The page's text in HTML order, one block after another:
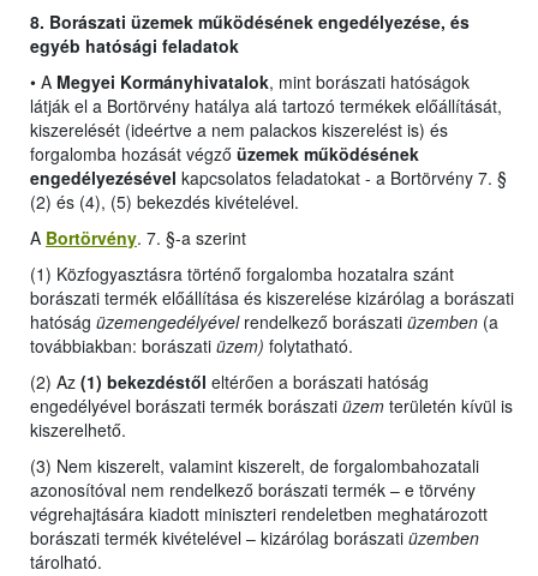
8. Borászati üzemek működésének engedélyezése, és
egyéb hatósági feladatok
• A Megyei Kormányhivatalok, mint borászati hatóságok
látják el a Bortörvény hatálya alá tartozó termékek előállítását,
kiszerelését (ideértve a nem palackos kiszerelést is) és
forgalomba hozását végző üzemek működésének
engedélyezésével kapcsolatos feladatokat - a Bortörvény 7. §
(2) és (4), (5) bekezdés kivételével.
A Bortörvény. 7. §-a szerint
(1) Közfogyasztásra történő forgalomba hozatalra szánt
borászati termék előállítása és kiszerelése kizárólag a borászati
hatóság üzemengedélyévelrendelkező borászati üzemben (a
továbbiakban: borászati üzem) folytatható.
(2) Az (1) bekezdéstől eltérően a borászati hatóság
engedélyével borászati termék borászati üzem területén kívül is
kiszerelhető.
(3) Nem kiszerelt, valamint kiszerelt, de forgalombahozatali
azonosítóval nem rendelkező borászati termék – e törvény
végrehajtására kiadott miniszteri rendeletben meghatározott
borászati termék kivételével – kizárólag borászati üzemben
tárolható.